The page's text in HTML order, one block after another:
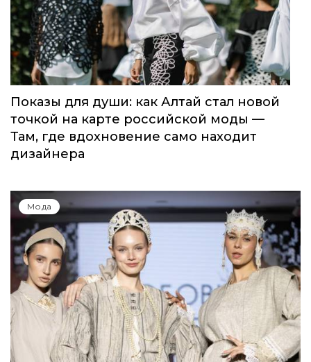
Показы для души: как Алтай стал новой
точкой на карте российской моды —
Там, где вдохновение само находит
дизайнера
Мода